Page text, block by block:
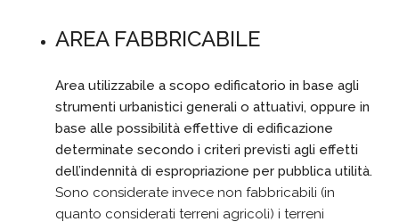
AREA FABBRICABILE
Area utilizzabile a scopo edificatorio in base agli
strumenti urbanistici generali o attuativi, oppure in
base alle possibilità effettive di edificazione
determinate secondo i criteri previsti agli effetti
dell’indennità di espropriazione per pubblica utilità.
Sono considerate invece non fabbricabili (in
quanto considerati terreni agricoli) i terreni